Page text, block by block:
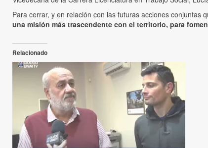
Para cerrar, y en relación con las futuras acciones conjuntas
una misión más trascendente con el territorio, para
Relacionado